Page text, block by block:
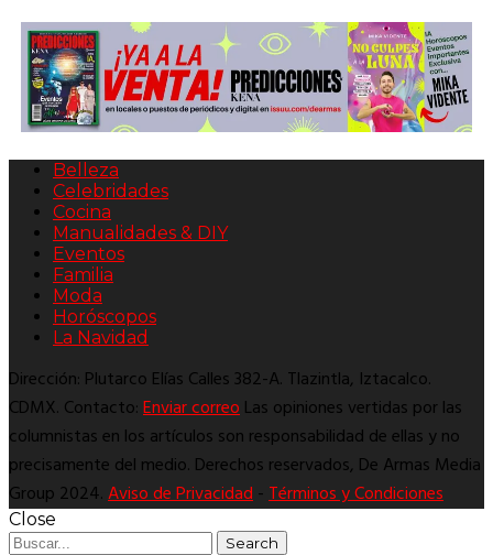
Belleza
Celebridades
Cocina
Manualidades & DIY
Eventos
Familia
Moda
Horóscopos
La Navidad
Dirección: Plutarco Elías Calles 382-A. Tlazintla, Iztacalco.
CDMX. Contacto:Enviar correoLas opiniones vertidas por las
columnistas en los artículos son responsabilidad de ellas y no
precisamente del medio. Derechos reservados, De Armas Media
Group 2024.Aviso de Privacidad-Términos y Condiciones
Close